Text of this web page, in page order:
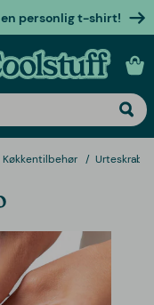
personlig t-shirt!
gaver
Køkkentilbehør